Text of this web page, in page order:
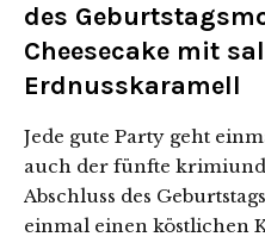
des
Cheesecake mit
Erdnusskaramell
Jede gute Party geht
auch der fünfte
Abschluss des
einmal einen köstlichen